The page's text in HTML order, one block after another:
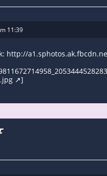
11:39
http://
]